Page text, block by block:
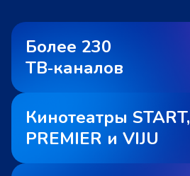
Более 230
ТВ‑каналов
Кинотеатры START,
PREMIER и VIJU